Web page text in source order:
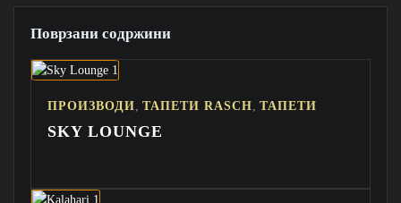
Поврзани содржини
ПРОИЗВОДИ, ТАПЕТИ RASCH, ТАПЕТИ
SKY LOUNGE